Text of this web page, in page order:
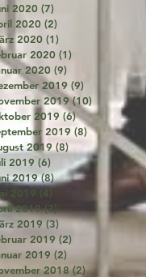
2020 (7)
2020 (2)
2020 (1)
2020 (1)
2020 (9)
2019 (9) 9 Beiträge
2019 (10) 10 Beiträge
2019 (6)6 Beiträge
2019 (8)8 Beiträge
2019 (8) 8 Beiträge
2019 (6) 6 Beiträge
2019 (8)8 Beiträge
2019 (4)
2019 (3)
2019 (3)3 Beiträge
2019 (2)
2019 (2)
2018 (2)2 Beiträge